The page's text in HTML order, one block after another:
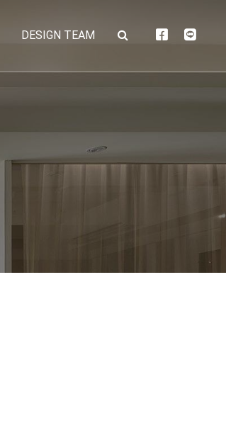
DESIGN TEAM